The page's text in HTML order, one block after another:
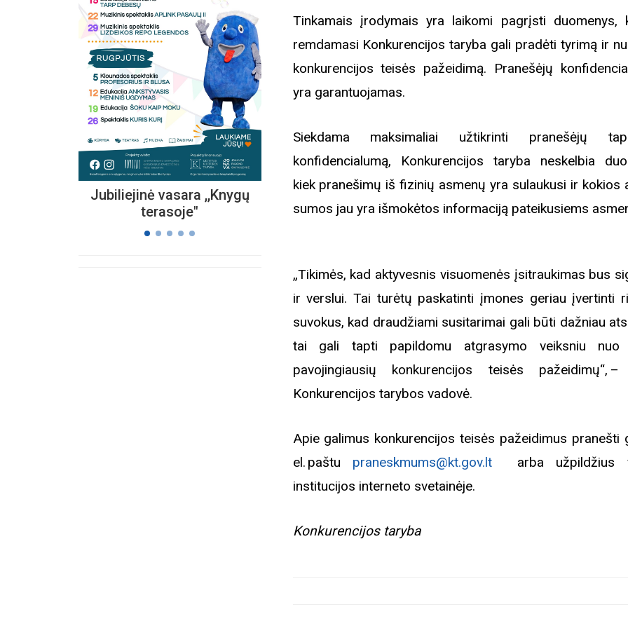
Jubiliejinė vasara ,,Knygų
terasoje"
Kviečiame aplankyti parodą
„Nusišypsok mums,
Viešpatie“. Legendinio
spektaklio kelionė“
Tinkamais įrodymais yra laikomi pagrįsti duomenys,
remdamasi Konkurencijos taryba gali pradėti tyrimą ir
konkurencijos teisės pažeidimą. Pranešėjų
yra garantuojamas.
Siekdama maksimaliai užtikrinti pranešėjų
konfidencialumą, Konkurencijos taryba neskelbia
kiek pranešimų iš fizinių asmenų yra sulaukusi ir kokios
sumos jau yra išmokėtos informaciją pateikusiems
„Tikimės, kad aktyvesnis visuomenės įsitraukimas bus
ir verslui. Tai turėtų paskatinti įmones geriau įvertinti
suvokus, kad draudžiami susitarimai gali būti dažniau
tai gali tapti papildomu atgrasymo veiksniu nuo
pavojingiausių konkurencijos teisės pažeidimų“,
Konkurencijos tarybos vadovė.
Apie galimus konkurencijos teisės pažeidimus pranešti
el. paštu praneskmums@kt.gov.lt arba užpildžius
institucijos interneto svetainėje.
Konkurencijos taryba